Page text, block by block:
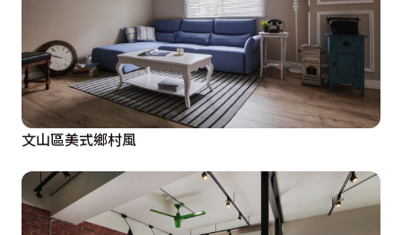
文山區美式鄉村風